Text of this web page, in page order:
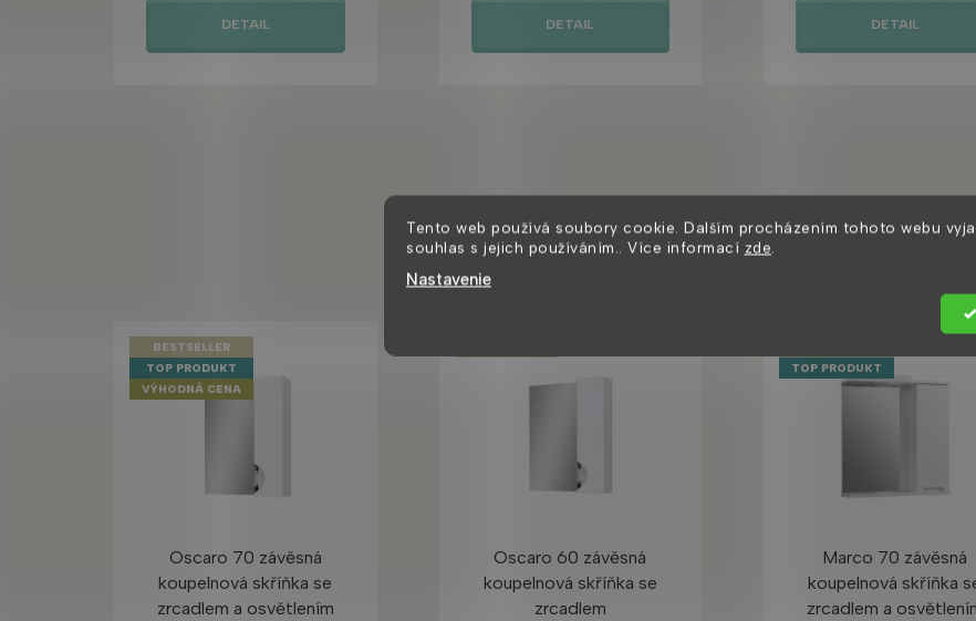
Tento web používá soubory cookie. Dalším procházením tohoto webu
souhlas s jejich používáním.. Více informací zde.
Nastavenie
DETAIL DETAIL DETAIL
Mohlo by se vám také líbit
BESTSELLER
TOP PRODUKT
VÝHODNÁ CENA
Oscaro 70 závěsná
koupelnová skříňka se
zrcadlem a osvětlením
Oscaro 60 závěsná
koupelnová skříňka se
zrcadlem
TOP PRODUKT
Marco 70 závěsná
koupelnová skříňka
zrcadlem a